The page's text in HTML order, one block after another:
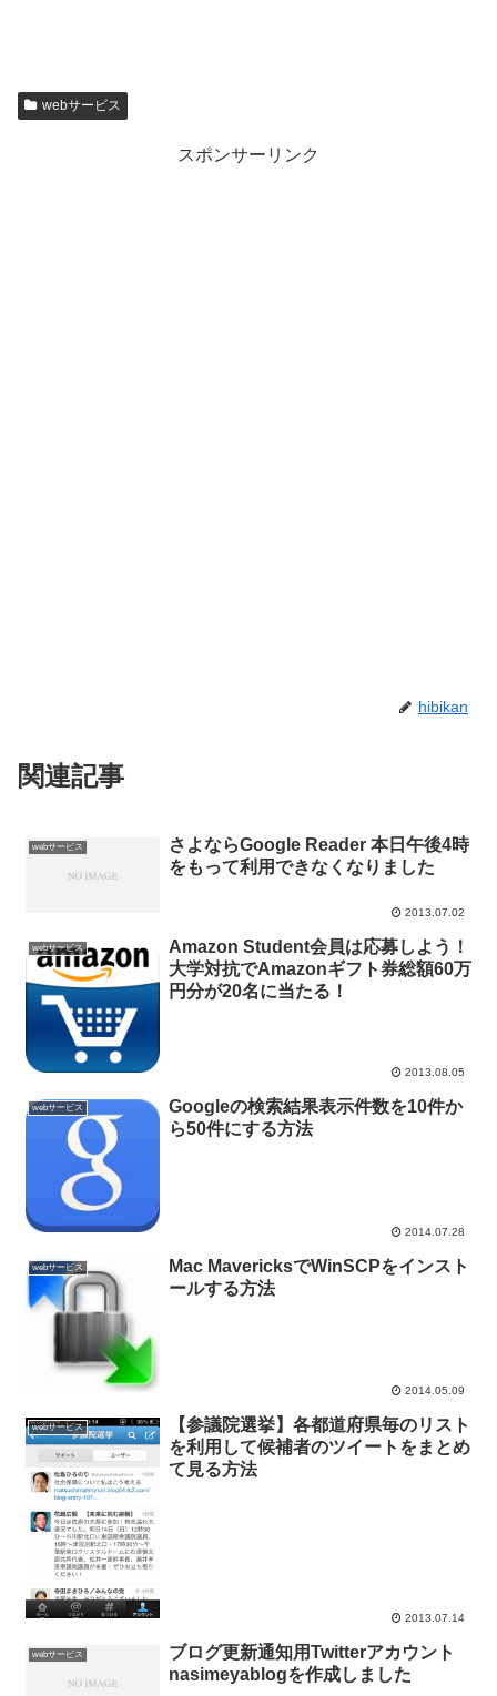
webサービス
スポンサーリンク
hibikan
関連記事
webサービス
さよならGoogle Reader 本日午後4時
をもって利用できなくなりました
2013.07.02
webサービス
Amazon Student会員は応募しよう！
大学対抗でAmazonギフト券総額60万
円分が20名に当たる！
2013.08.05
webサービス
Googleの検索結果表示件数を10件か
ら50件にする方法
2014.07.28
webサービス
Mac MavericksでWinSCPをインスト
ールする方法
2014.05.09
webサービス
【参議院選挙】各都道府県毎のリスト
を利用して候補者のツイートをまとめ
て見る方法
2013.07.14
webサービス
ブログ更新通知用Twitterアカウント
nasimeyablogを作成しました